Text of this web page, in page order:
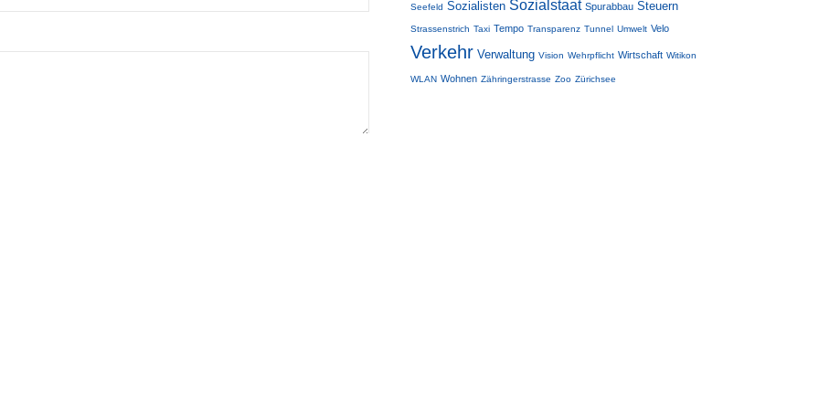
Seefeld Sozialisten Sozialstaat Spurabbau Steuern
Strassenstrich Taxi Tempo Transparenz Tunnel Umwelt Velo
Verkehr Verwaltung Vision Wehrpflicht Wirtschaft Witikon
WLAN Wohnen Zähringerstrasse Zoo Zürichsee